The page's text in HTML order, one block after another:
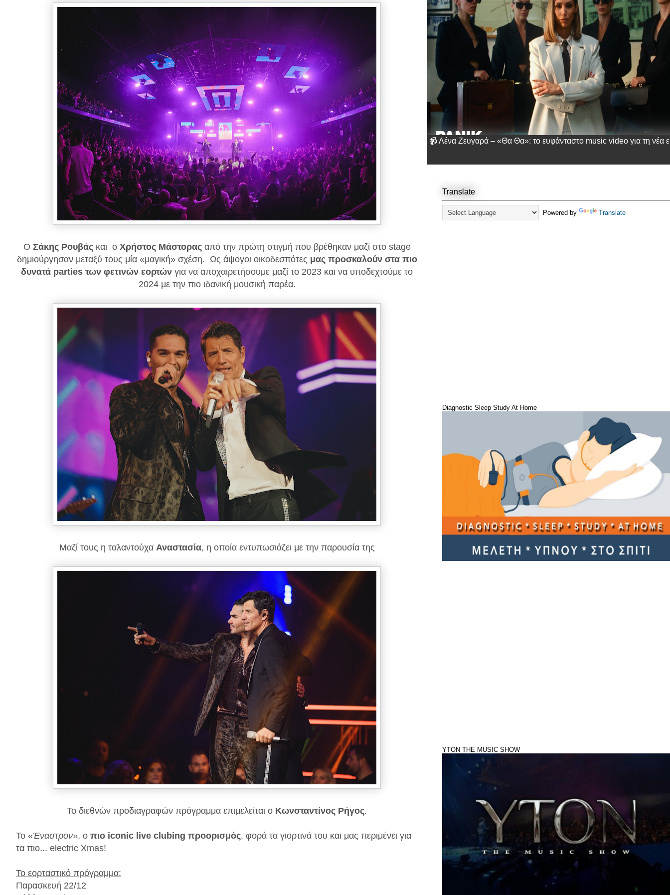
Ο Σάκης Ρουβάς και ο Χρήστος Μάστορας από την πρώτη στιγμή που βρέθηκαν μαζί στο stage
δημιούργησαν μεταξύ τους μία «μαγική» σχέση. Ως άψογοι οικοδεσπότες μας προσκαλούν στα πιο
δυνατά parties των φετινών εορτών για να αποχαιρετήσουμε μαζί το 2023 και να υποδεχτούμε το
2024 με την πιο ιδανική μουσική παρέα.
Μαζί τους η ταλαντούχα Αναστασία, η οποία εντυπωσιάζει με την παρουσία της
Το διεθνών προδιαγραφών πρόγραμμα επιμελείται ο Κωνσταντίνος Ρήγος.
Το «Έναστρον», ο πιο iconic live clubing προορισμός, φορά τα γιορτινά του και μας περιμένει για
τα πιο... electric Χmas!
Το εορταστικό πρόγραμμα:
Παρασκευή 22/12
📹 Λένα Ζευγαρά – «Θα Θα»: το ευφάνταστο music video για τη νέα
Translate
Powered by Translate
Diagnostic Sleep Study At Home
YTON THE MUSIC SHOW